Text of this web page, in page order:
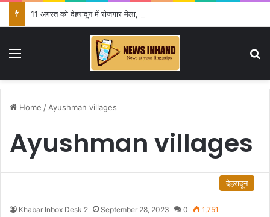
11 अगस्त को देहरादून में रोजगार मेला, 559 पदों पर होगा चयन
Menu
Home / Ayushman villages
Ayushman villages
देहरादून
Khabar Inbox Desk 2 September 28, 2023 0 1,751